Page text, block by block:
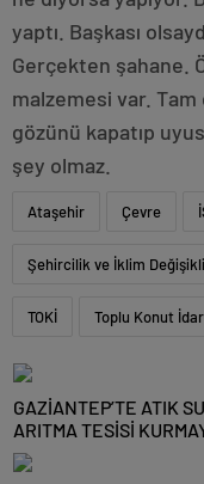
yaptı. Başkası
Gerçekten şahane.
malzemesi var. Tam
gözünü kapatıp
şey olmaz.
Ataşehir Çevre
Şehircilik ve İklim
TOKİ Toplu Konut
GAZİANTEP’TE ATIK SU
ARITMA TESİSİ
NİZİP OSB’YE CEZA